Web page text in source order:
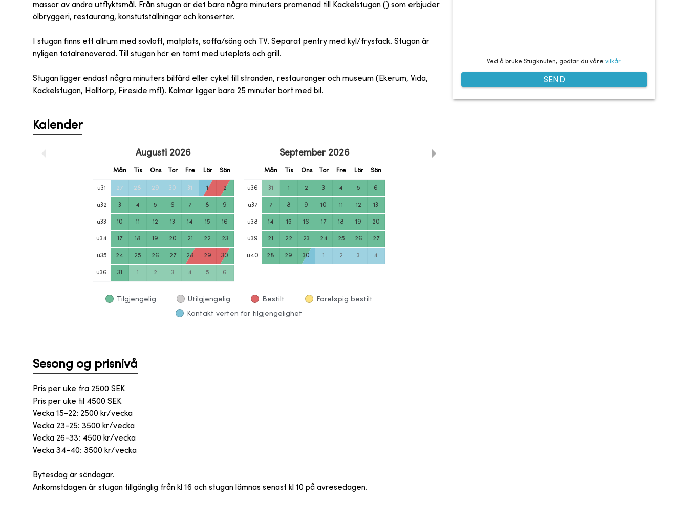
massor av andra utflyktsmål. Från stugan är det bara några minuters promenad till Kackelstugan () som erbjuder
ölbryggeri, restaurang, konstutställningar och konserter.
I stugan finns ett allrum med sovloft, matplats, soffa/säng och TV. Separat pentry med kyl/frysfack. Stugan är
nyligen totalrenoverad. Till stugan hör en tomt med uteplats och grill.
Stugan ligger endast några minuters bilfärd eller cykel till stranden, restauranger och museum (Ekerum, Vida,
Kackelstugan, Halltorp, Fireside mfl). Kalmar ligger bara 25 minuter bort med bil.
Kalender
Augusti 2026
Mån Tis Ons Tor Fre Lör Sön
u31 27 28 29 30 31 1 2
u32 3 4 5 6 7 8 9
u33 10 11 12 13 14 15 16
u34 17 18 19 20 21 22 23
u35 24 25 26 27 28 29 30
u36 31 1 2 3 4 5 6
September 2026
Mån Tis Ons Tor Fre Lör Sön
u36 31 1 2 3 4 5 6
u37 7 8 9 10 11 12 13
u38 14 15 16 17 18 19 20
u39 21 22 23 24 25 26 27
u40 28 29 30 1 2 3 4
Tilgjengelig Utilgjengelig Bestilt Foreløpig bestilt
Kontakt verten for tilgjengelighet
Sesong og prisnivå
Pris per uke fra 2500 SEK
Pris per uke til 4500 SEK
Vecka 15-22: 2500 kr/vecka
Vecka 23-25: 3500 kr/vecka
Vecka 26-33: 4500 kr/vecka
Vecka 34-40: 3500 kr/vecka
Bytesdag är söndagar.
Ankomstdagen är stugan tillgänglig från kl 16 och stugan lämnas senast kl 10 på avresedagen.
Ved å bruke Stugknuten, godtar du våre vilkår.
SEND